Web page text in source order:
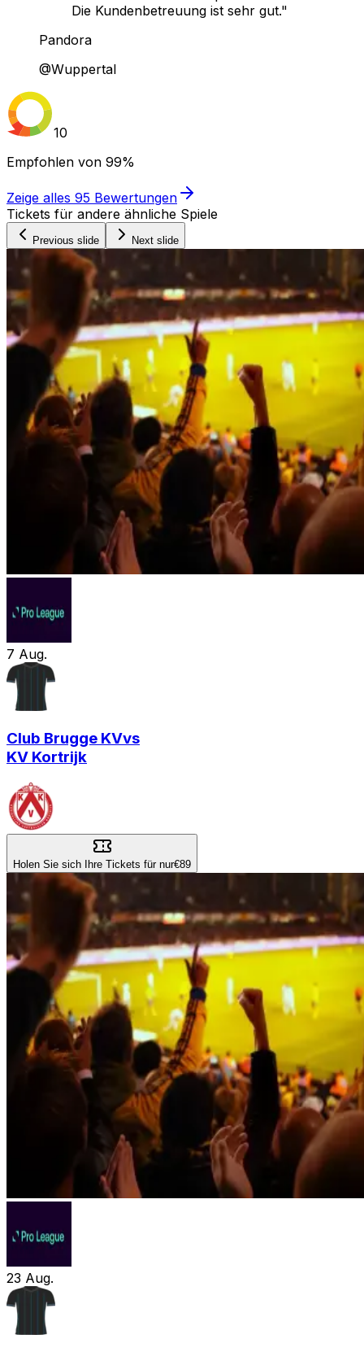
Die Kundenbetreuung ist sehr gut."
Pandora
@Wuppertal
10
Empfohlen von 99%
Zeige alles 95 Bewertungen
Tickets für andere ähnliche Spiele
Previous slide Next slide
7 Aug.
Club Brugge KVvs
KV Kortrijk
Holen Sie sich Ihre Tickets für nur€89
23 Aug.